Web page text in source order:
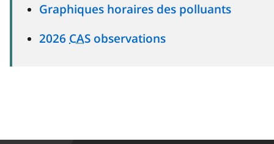
Graphiques horaires des polluants
2026 CAS observations